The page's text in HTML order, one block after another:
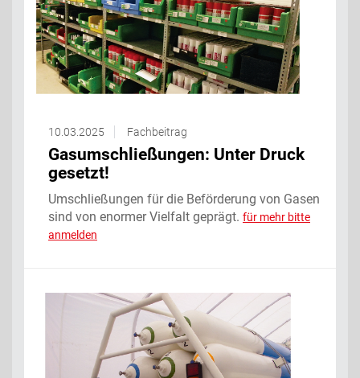
10.03.2025 Fachbeitrag
Gasumschließungen: Unter Druck
gesetzt!
Umschließungen für die Beförderung von Gasen
sind von enormer Vielfalt geprägt. für mehr bitte
anmelden